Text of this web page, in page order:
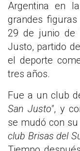
Argentina en
grandes
29 de junio de
Justo, partido
el deporte
tres años.
Fue a un club
San Justo", y
se mudó con
club Brisas del